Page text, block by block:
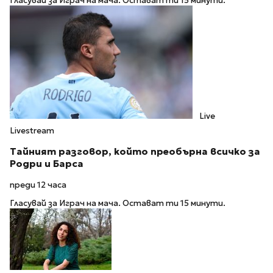
Live
Livestream
Тайният разговор, който преобърна всичко за
Родри и Барса
преди 12 часа
Гласувай за Играч на мача. Остават ти 15 минути.